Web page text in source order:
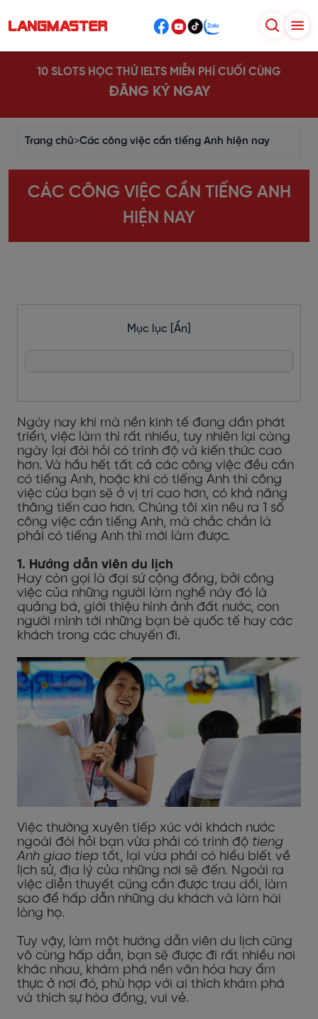
10 SLOTS HỌC THỬ IELTS MIỄN PHÍ CUỐI CÙNG
ĐĂNG KÝ NGAY
Trang chủ>Các công việc cần tiếng Anh hiện nay
CÁC CÔNG VIỆC CẦN TIẾNG ANH
HIỆN NAY
Mục lục [Ẩn]
Ngày nay khi mà nền kinh tế đang dần phát
triển, việc làm thì rất nhiều, tuy nhiên lại càng
ngày lại đòi hỏi có trình độ và kiến thức cao
hơn. Và hầu hết tất cả các công việc đều cần
có tiếng Anh, hoặc khi có tiếng Anh thì công
việc của bạn sẽ ở vị trí cao hơn, có khả năng
thăng tiến cao hơn. Chúng tôi xin nêu ra 1 số
công việc cần tiếng Anh, mà chắc chắn là
phải có tiếng Anh thì mới làm được.
1. Hướng dẫn viên du lịch
Hay còn gọi là đại sứ cộng đồng, bởi công
việc của những người làm nghề này đó là
quảng bá, giới thiệu hình ảnh đất nước, con
người mình tới những bạn bè quốc tế hay các
khách trong các chuyến đi.
Việc thường xuyên tiếp xúc với khách nước
ngoài đòi hỏi bạn vừa phải có trình độ tieng
Anh giao tiep tốt, lại vừa phải có hiểu biết về
lịch sử, địa lý của những nơi sẽ đến. Ngoài ra
việc diễn thuyết cũng cần được trau dồi, làm
sao để hấp dẫn những du khách và làm hài
lòng họ.
Tuy vậy, làm một hướng dẫn viên du lịch cũng
vô cùng hấp dẫn, bạn sẽ được đi rất nhiều nơi
khác nhau, khám phá nền văn hóa hay ẩm
thực ở nơi đó, phù hợp với ai thích khám phá
và thích sự hòa đồng, vui vẻ.